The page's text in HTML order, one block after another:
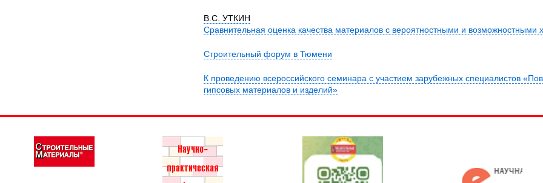
В.С. УТКИН
Сравнительная оценка качества материалов с вероятностными и возможностными
Строительный форум в Тюмени
К проведению всероссийского семинара с участием зарубежных специалистов
гипсовых материалов и изделий»